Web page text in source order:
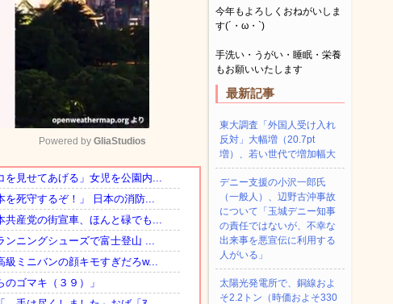
Mute
Powered by GliaStudios
今年もよろしくおねがいしま
す(´・ω・`)
手洗い・うがい・睡眠・栄養
もお願いいたします
最新記事
東大調査「外国人受け入れ
反対」大幅増（20.7pt
増）、若い世代で増加幅大
デニー支援の小沢一郎氏
（一般人）、辺野古沖事故
について「玉城デニー知事
の責任ではないが、不幸な
出来事を悪宣伝に利用する
人がいる」
太陽光発電所で、銅線およ
そ2.2トン（時価およそ330